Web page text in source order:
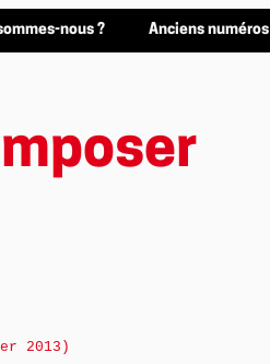
nous ? Anciens numéros
2013)